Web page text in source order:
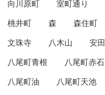
向川原町 室町通り
桃井町
森 森住町
文珠寺
八木山 安
八尾町青根
八尾町赤石
八尾町油
八尾町天池